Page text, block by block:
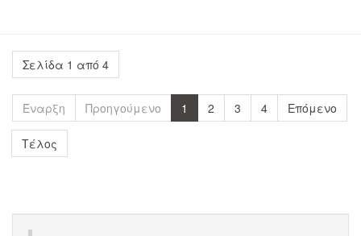
Σελίδα 1 από 4
Έναρξη Προηγούμενο 1 2 3 4 Επόμενο
Τέλος